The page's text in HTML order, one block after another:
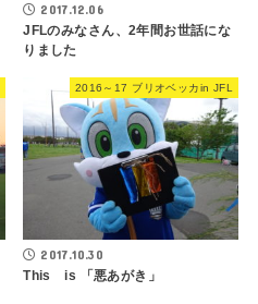
2017.12.06
JFLのみなさん、2年間お世話にな
りました
2016～17 ブリオベッカin JFL
2017.10.30
This is 「悪あがき」